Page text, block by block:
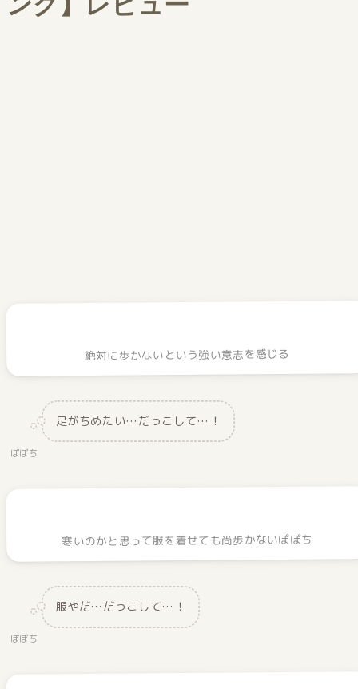
絶対に歩かないという強い意志を感じる
ぽぽち
足がちめたい…だっこして…！
寒いのかと思って服を着せても尚歩かないぽぽち
ぽぽち
服やだ…だっこして…！